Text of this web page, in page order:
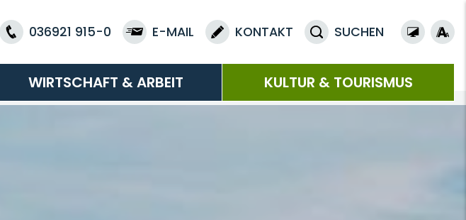
036921 915-0 E-MAIL KONTAKT SUCHEN
WIRTSCHAFT & ARBEIT KULTUR & TOURISMUS